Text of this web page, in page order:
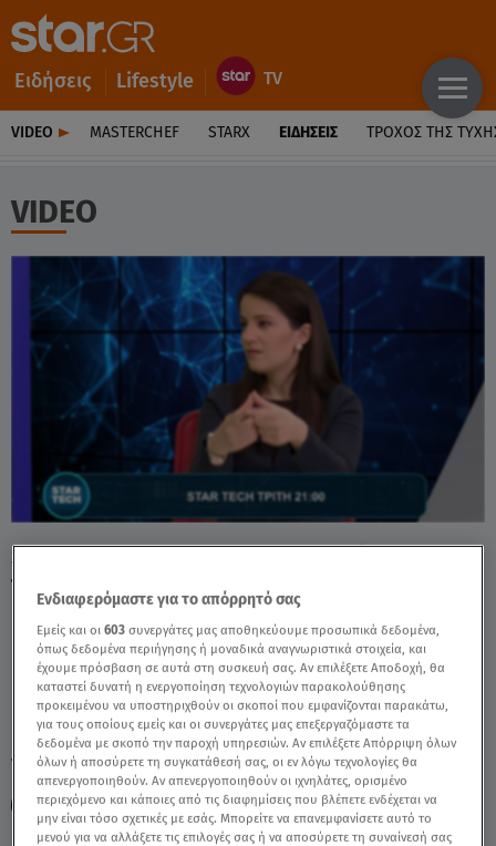
Ειδήσεις Lifestyle
VIDEO MASTERCHEF STARX ΕΙΔΉΣΕΙΣ ΤΡΟΧΌΣ ΤΗΣ
VIDEO
Star Tech: Η Άλκηστις Κυριακοπούλου με
την Νεφέλη Αγκυρίδου - Video
TAGS: ΤΕΧΝΟΛΟΓΙΑ STARX STAR TECH STARTECH
ΤΕΧΝΗΤΗ ΝΟΗΜΟΣΥΝΗ ΝΕΦΕΛΗ ΑΓΚΥΡΙΔΟΥ
Ενδιαφερόμαστε για το απόρρητό σας
Εμείς και οι603 συνεργάτες μας αποθηκεύουμε προσωπικά δεδομένα,
όπως δεδομένα περιήγησης ή μοναδικά αναγνωριστικά στοιχεία, και
έχουμε πρόσβαση σε αυτά στη συσκευή σας. Αν επιλέξετε Αποδοχή, θα
καταστεί δυνατή η ενεργοποίηση τεχνολογιών παρακολούθησης
προκειμένου να υποστηριχθούν οι σκοποί που εμφανίζονται παρακάτω,
για τους οποίους εμείς και οι συνεργάτες μας επεξεργαζόμαστε τα
δεδομένα με σκοπό την παροχή υπηρεσιών. Αν επιλέξετε Απόρριψη όλων
όλων ή αποσύρετε τη συγκατάθεσή σας, οι εν λόγω τεχνολογίες θα
απενεργοποιηθούν. Αν απενεργοποιηθούν οι ιχνηλάτες, ορισμένο
περιεχόμενο και κάποιες από τις διαφημίσεις που βλέπετε ενδέχεται να
μην είναι τόσο σχετικές με εσάς. Μπορείτε να επανεμφανίσετε αυτό το
μενού για να αλλάξετε τις επιλογές σας ή να αποσύρετε τη συναίνεσή σας